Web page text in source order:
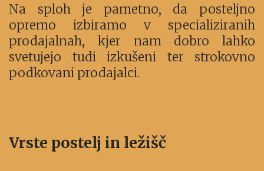
Na sploh je pametno, da posteljno
opremo izbiramo v specializiranih
prodajalnah, kjer nam dobro lahko
svetujejo tudi izkušeni ter strokovno
podkovani prodajalci.
Vrste postelj in ležišč